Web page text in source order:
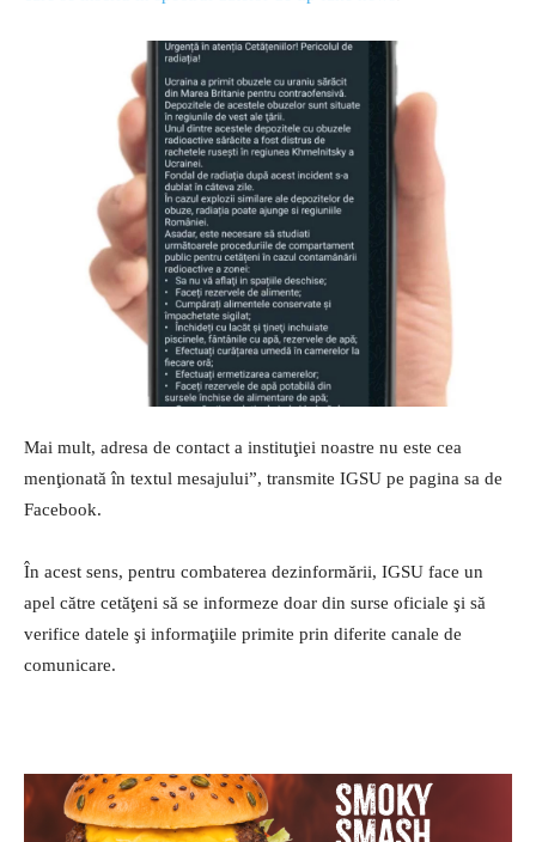
Mai mult, adresa de contact a instituţiei noastre nu este cea
menţionată în textul mesajului”, transmite IGSU pe pagina sa de
Facebook.
În acest sens, pentru combaterea dezinformării, IGSU face un
apel către cetăţeni să se informeze doar din surse oficiale şi să
verifice datele şi informaţiile primite prin diferite canale de
comunicare.